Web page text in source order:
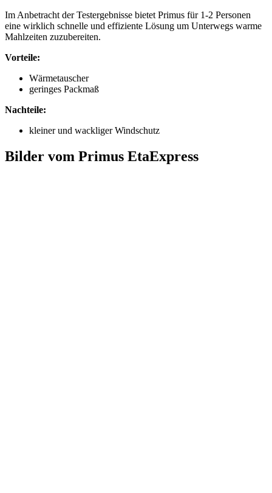
Im Anbetracht der Testergebnisse bietet Primus für 1-2 Personen
eine wirklich schnelle und effiziente Lösung um Unterwegs warme
Mahlzeiten zuzubereiten.
Vorteile:
Wärmetauscher
geringes Packmaß
Nachteile:
kleiner und wackliger Windschutz
Bilder vom Primus EtaExpress